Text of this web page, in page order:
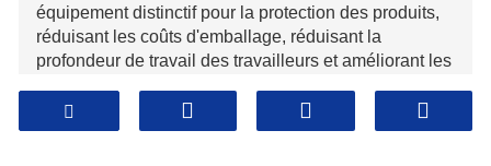
équipement distinctif pour la protection des produits,
réduisant les coûts d'emballage, réduisant la
profondeur de travail des travailleurs et améliorant les